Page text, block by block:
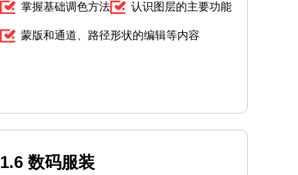
掌握基础调色方法 认识图层的主要功能
蒙版和通道、路径形状的编辑等内容
1.6 数码服装